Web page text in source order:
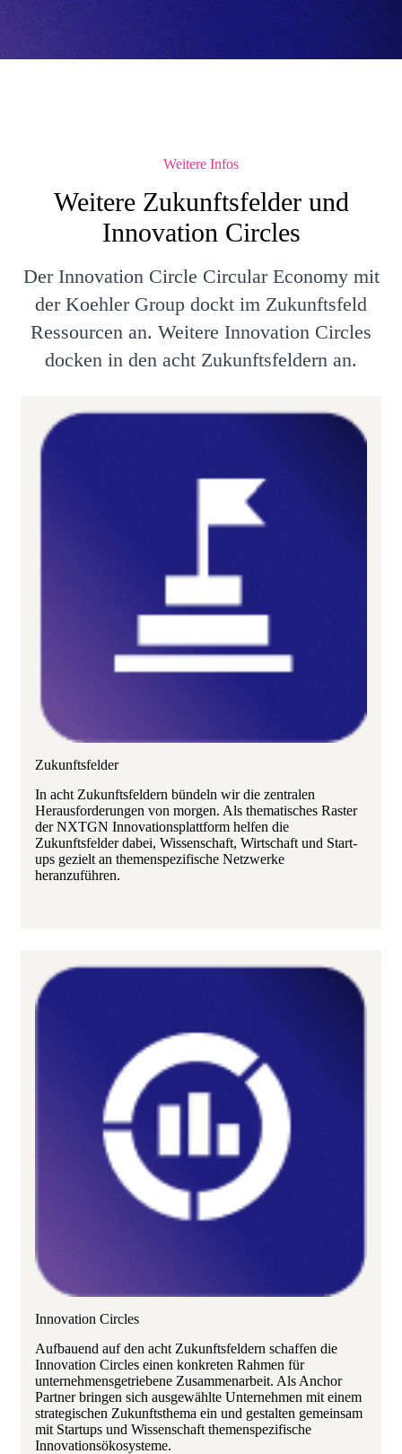
Weitere Infos
Weitere Zukunftsfelder und
Innovation Circles
Der Innovation Circle Circular Economy mit
der Koehler Group dockt im Zukunftsfeld
Ressourcen an. Weitere Innovation Circles
docken in den acht Zukunftsfeldern an.
Zukunftsfelder
In acht Zukunftsfeldern bündeln wir die zentralen
Herausforderungen von morgen. Als thematisches Raster
der NXTGN Innovationsplattform helfen die
Zukunftsfelder dabei, Wissenschaft, Wirtschaft und Start-
ups gezielt an themenspezifische Netzwerke
heranzuführen.
Innovation Circles
Aufbauend auf den acht Zukunftsfeldern schaffen die
Innovation Circles einen konkreten Rahmen für
unternehmensgetriebene Zusammenarbeit. Als Anchor
Partner bringen sich ausgewählte Unternehmen mit einem
strategischen Zukunftsthema ein und gestalten gemeinsam
mit Startups und Wissenschaft themenspezifische
Innovationsökosysteme.